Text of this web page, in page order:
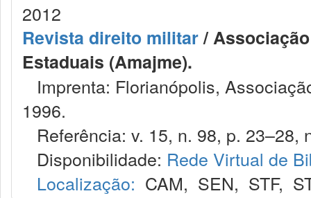
2012
Revista direito militar/
Estaduais (Amajme).
Imprenta: Florianópolis,
1996.
Referência: v. 15, n. 98, p. 23–28,
Disponibilidade: Rede Virtual de
Localização: CAM, SEN, STF,